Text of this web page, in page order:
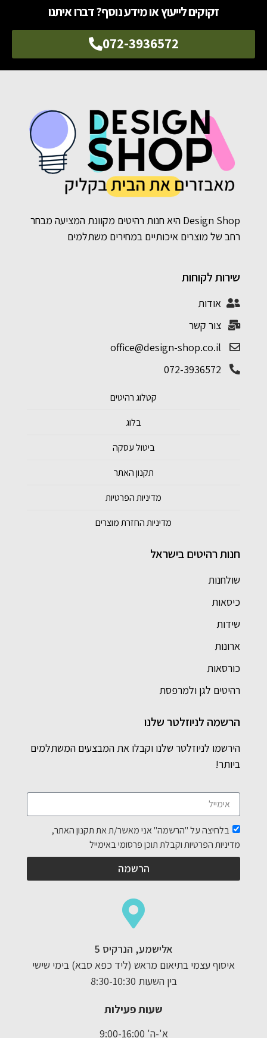
זקוקים לייעוץ או מידע נוסף? דברו איתנו
072-3936572
Design Shop היא חנות רהיטים מקוונת המציעה מבחר
רחב של מוצרים איכותיים במחירים משתלמים
שירות לקוחות
אודות
צור קשר
office@design-shop.co.il
072-3936572
קטלוג רהיטים
בלוג
ביטול עסקה
תקנון האתר
מדיניות הפרטיות
מדיניות החזרת מוצרים
חנות רהיטים בישראל
שולחנות
כיסאות
שידות
ארונות
כורסאות
רהיטים לגן ולמרפסת
הרשמה לניוזלטר שלנו
הירשמו לניוזלטר שלנו וקבלו את המבצעים המשתלמים
ביותר!
בלחיצה על "הרשמה" אני מאשר/ת את תקנון האתר,
מדיניות הפרטיות וקבלת תוכן פרסומי באימייל
הרשמה
אלישמע, הנרקיס 5
איסוף עצמי בתיאום מראש (ליד כפא סבא) בימי שישי
בין השעות 8:30-10:30
שעות פעילות
א'-ה' 9:00-16:00